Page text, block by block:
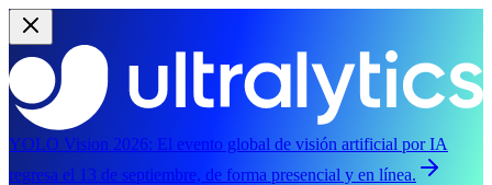
YOLO Vision 2026: El evento global de visión artificial por IA
regresa el 13 de septiembre, de forma presencial y en línea.